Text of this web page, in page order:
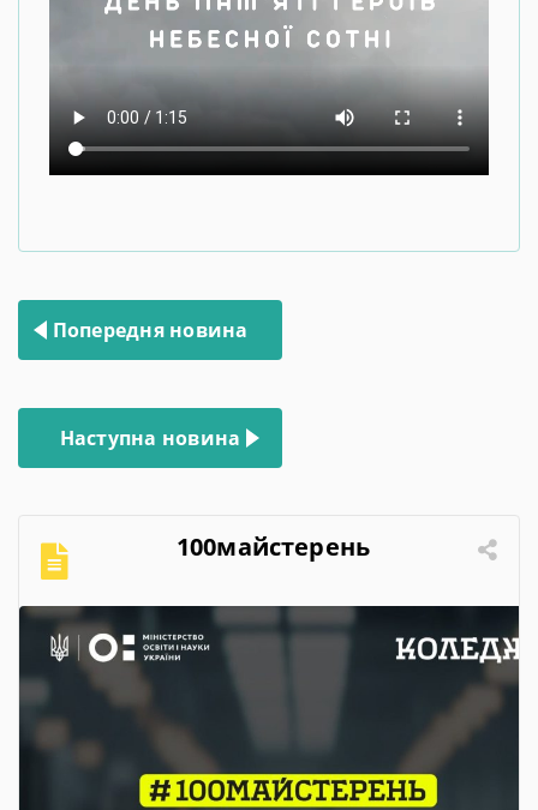
Навігація
записів
Попередня новина
Наступна новина
100майстерень